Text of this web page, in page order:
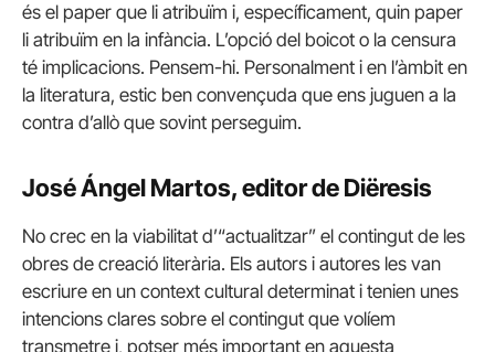
és el paper que li atribuïm i, específicament, quin paper
li atribuïm en la infància. L’opció del boicot o la censura
té implicacions. Pensem-hi. Personalment i en l’àmbit en
la literatura, estic ben convençuda que ens juguen a la
contra d’allò que sovint perseguim.
José Ángel Martos, editor de Diëresis
No crec en la viabilitat d’“actualitzar” el contingut de les
obres de creació literària. Els autors i autores les van
escriure en un context cultural determinat i tenien unes
intencions clares sobre el contingut que volíem
transmetre i, potser més important en aquesta